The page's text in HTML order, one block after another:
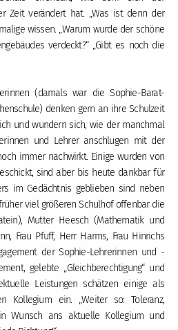
Zeit verändert hat. „Was ist denn der
wissen. „Warum wurde der schöne
verdeckt?“ „Gibt es noch die
(damals war die Sophie-Barat-
denken gern an ihre Schulzeit
und wundern sich, wie der manchmal
und Lehrer anschlugen mit der
immer nachwirkt. Einige wurden von
sind aber bis heute dankbar für
im Gedächtnis geblieben sind neben
viel größeren Schulhof offenbar die
Mutter Heesch (Mathematik und
Frau Pfuff, Herr Harms, Frau Hinrichs
der Sophie-Lehrerinnen und -
gelebte „Gleichberechtigung“ und
Leistungen schätzen einige als
Kollegium ein. „Weiter so: Toleranz,
Wunsch ans aktuelle Kollegium und